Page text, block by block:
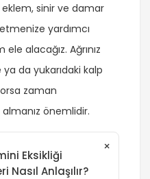
eklem, sinir ve damar
yardımcı
ele alacağız. Ağrınız
da yukarıdaki kalp
zaman
önemlidir.
Eksikliği
Nasıl Anlaşılır?
×